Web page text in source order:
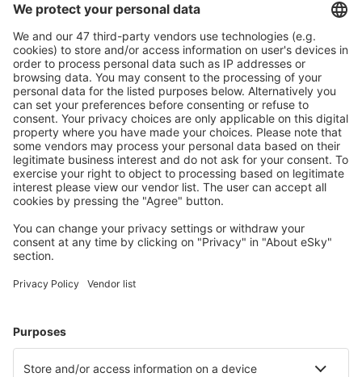
Caută rapid şi uşor
Ofertă adaptată aşteptărilor tale.
Planifică ȋn siguranţă
Rezervare fără griji cu opțiune gratuită de anulare.
Economiseşte mai mult
Prețuri atractive și oferte speciale pentru utilizatorii
conectați.
Cazarea preferată